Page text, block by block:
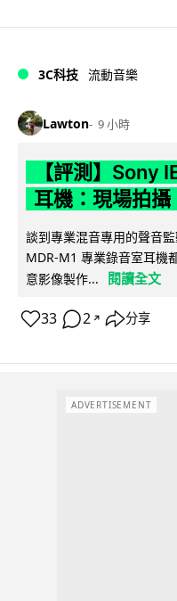
3C科技 流動音樂
Lawton 9 小時
【評測】Sony
耳機：現場拍
談到專業混音專用的聲音
MDR-M1 專業錄音室耳機
意影像製作...
閱讀全文
33 2 ↗ 分享
ADVERTISEMENT